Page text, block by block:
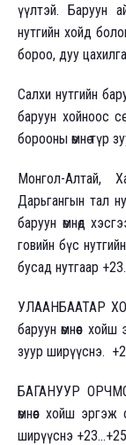
үүлтэй. Баруун
нутгийн хойд
бороо, дуу
Салхи нутгийн
баруун хойноос
борооны өмнө түр
Монгол-Алтай,
Дарьгангын тал
баруун өмнөд
говийн бүс
бусад нутгаар
УЛААНБААТАР
баруун өмнөөс
зуур ширүүснэ.
БАГАНУУР
өмнөөс хойш
ширүүснэ